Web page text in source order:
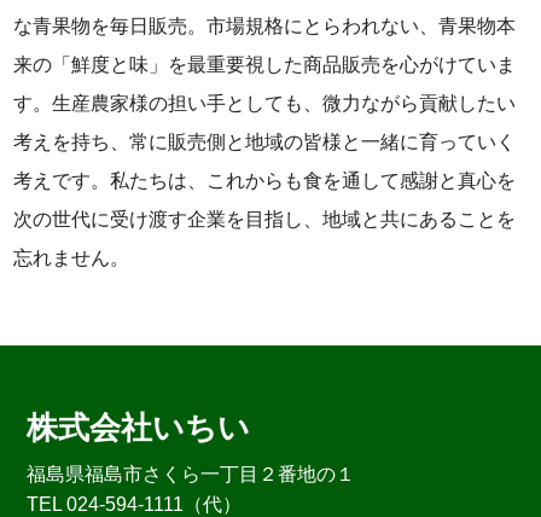
な青果物を毎日販売。市場規格にとらわれない、青果物本
来の「鮮度と味」を最重要視した商品販売を心がけていま
す。生産農家様の担い手としても、微力ながら貢献したい
考えを持ち、常に販売側と地域の皆様と一緒に育っていく
考えです。私たちは、これからも食を通して感謝と真心を
次の世代に受け渡す企業を目指し、地域と共にあることを
忘れません。
株式会社いちい
福島県福島市さくら一丁目２番地の１
TEL 024-594-1111（代）